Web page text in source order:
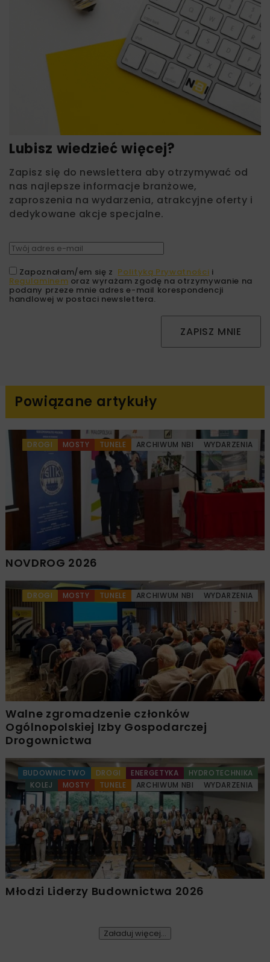
Lubisz wiedzieć więcej?
Zapisz się do newslettera aby otrzymywać od
nas najlepsze informacje branżowe,
zaproszenia na wydarzenia, atrakcyjne oferty i
dedykowane akcje specjalne.
Zapoznałam/em się z Polityką Prywatności i
Regulaminem oraz wyrażam zgodę na otrzymywanie na
podany przeze mnie adres e-mail korespondencji
handlowej w postaci newslettera.
ZAPISZ MNIE
Powiązane artykuły
DROGI MOSTY TUNELE ARCHIWUM NBI WYDARZENIA
NOVDROG 2026
DROGI MOSTY TUNELE ARCHIWUM NBI WYDARZENIA
Walne zgromadzenie członków
Ogólnopolskiej Izby Gospodarczej
Drogownictwa
BUDOWNICTWO DROGI ENERGETYKA
HYDROTECHNIKA
KOLEJ
MOSTY TUNELE ARCHIWUM NBI WYDARZENIA
Młodzi Liderzy Budownictwa 2026
Załaduj więcej...